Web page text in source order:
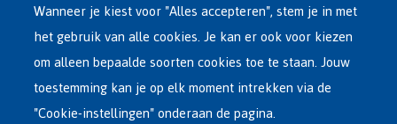
INTERNATIONAAL
OVER FEDASIL
Wanneer je kiest voor "Alles accepteren", stem je in met
het gebruik van alle cookies. Je kan er ook voor kiezen
om alleen bepaalde soorten cookies toe te staan. Jouw
toestemming kan je op elk moment intrekken via de
"Cookie-instellingen" onderaan de pagina.